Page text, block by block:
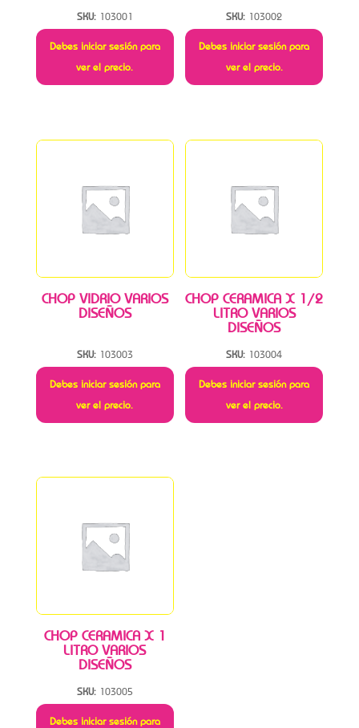
SKU: 103001
Debes iniciar sesión para
ver el precio.
SKU: 103002
Debes iniciar sesión para
ver el precio.
CHOP VIDRIO VARIOS
DISEÑOS
SKU: 103003
Debes iniciar sesión para
ver el precio.
CHOP CERAMICA X 1/2
LITRO VARIOS
DISEÑOS
SKU: 103004
Debes iniciar sesión para
ver el precio.
CHOP CERAMICA X 1
LITRO VARIOS
DISEÑOS
SKU: 103005
Debes iniciar sesión para